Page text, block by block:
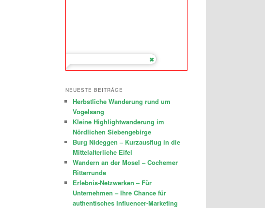
NEUESTE BEITRÄGE
Herbstliche Wanderung rund um
Vogelsang
Kleine Highlightwanderung im
Nördlichen Siebengebirge
Burg Nideggen – Kurzausflug in die
Mittelalterliche Eifel
Wandern an der Mosel – Cochemer
Ritterrunde
Erlebnis-Netzwerken – Für
Unternehmen – Ihre Chance für
authentisches Influencer-Marketing